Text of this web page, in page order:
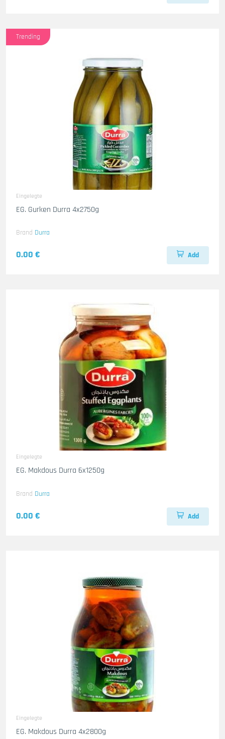
Trending
Eingelegte
EG. Gurken Durra 4x2750g
Brand Durra
0.00 € Add
Eingelegte
EG. Makdous Durra 6x1250g
Brand Durra
0.00 € Add
Eingelegte
EG. Makdous Durra 4x2800g